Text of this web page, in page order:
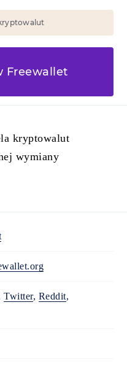
Freewallet
kryptowalut
wymiany
Twitter, Reddit,